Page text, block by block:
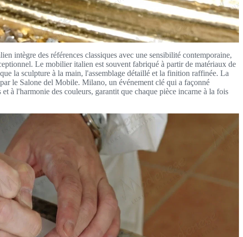
intègre des références classiques avec une sensibilité contemporaine,
Le mobilier italien est souvent fabriqué à partir de matériaux de
la sculpture à la main, l'assemblage détaillé et la finition raffinée. La
le Salone del Mobile. Milano, un événement clé qui a façonné
à l'harmonie des couleurs, garantit que chaque pièce incarne à la fois